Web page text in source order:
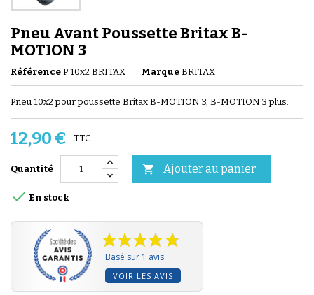
Pneu Avant Poussette Britax B-
MOTION 3
Référence P 10x2 BRITAX Marque BRITAX
Pneu 10x2 pour poussette Britax B-MOTION 3, B-MOTION 3 plus.
12,90 € TTC
Quantité  Ajouter au panier
 En stock
Basé sur 1 avis
VOIR LES AVIS